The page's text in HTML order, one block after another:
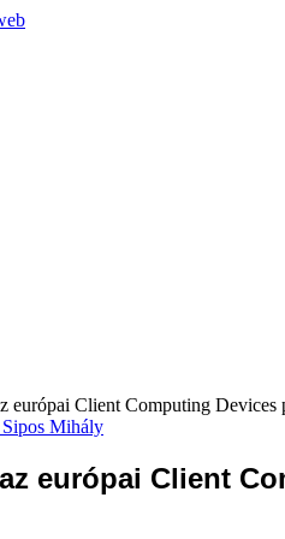
európai Client Computing Devices
Mihály
európai Client